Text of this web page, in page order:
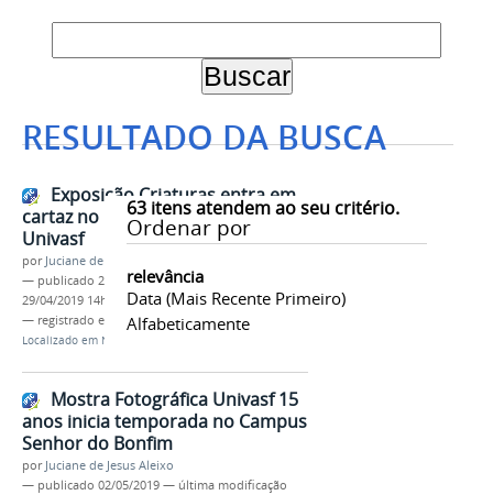
RESULTADO DA BUSCA
63itens atendem ao seu critério.
Ordenar por
relevância
Data (mais Recente Primeiro)
Alfabeticamente
Exposição Criaturas entra em
cartaz no Hall da Reitoria da
Univasf
por Juciane de Jesus Aleixo
— publicado 29/04/2019—última modificação
29/04/2019 14h25
— registrado em:
Campus Sede,DACC,Exposição
Localizado em Notícias
Mostra Fotográfica Univasf 15
anos inicia temporada no Campus
Senhor do Bonfim
por Juciane de Jesus Aleixo
— publicado 02/05/2019 — última modificação